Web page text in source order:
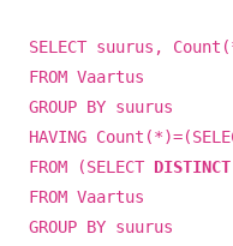
SELECT suurus,
FROM Vaartus
GROUP BY suurus
HAVING
FROM (SELECT DISTINCT
FROM Vaartus
GROUP BY suurus